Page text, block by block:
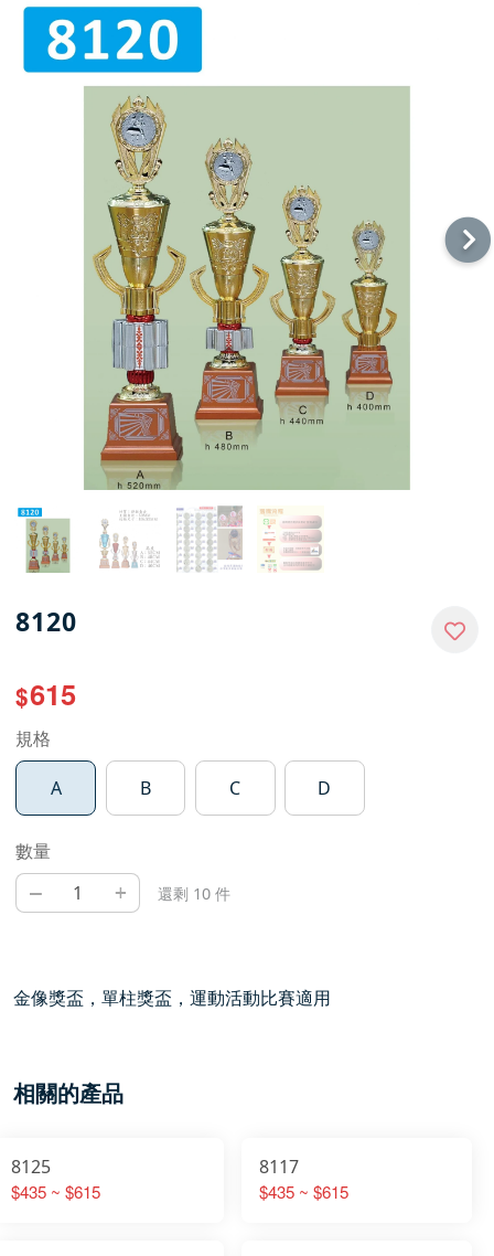
8120
$615
規格
A B C D
數量
– + 還剩 10 件
金像獎盃，單柱獎盃，運動活動比賽適用
相關的產品
8125
$435 ~ $615
8117
$435 ~ $615